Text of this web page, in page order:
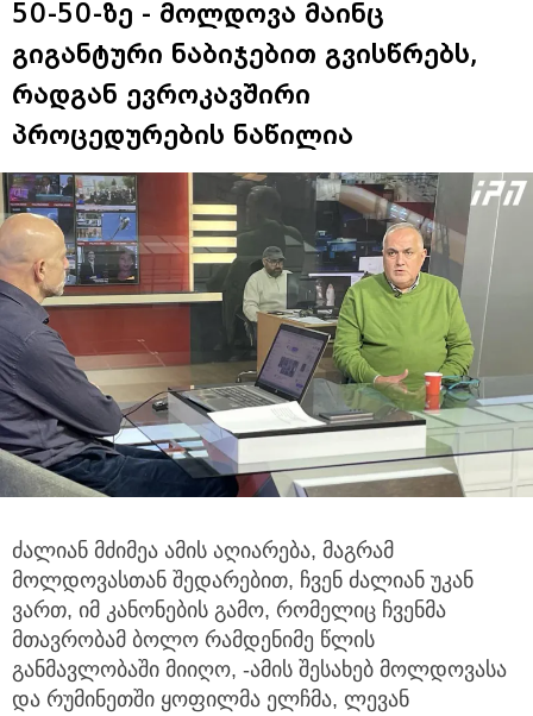
50-50-ზე - მოლდოვა მაინც
გიგანტური ნაბიჯებით გვისწრებს,
რადგან ევროკავშირი
პროცედურების ნაწილია
ძალიან მძიმეა ამის აღიარება, მაგრამ
მოლდოვასთან შედარებით, ჩვენ ძალიან უკან
ვართ, იმ კანონების გამო, რომელიც ჩვენმა
მთავრობამ ბოლო რამდენიმე წლის
განმავლობაში მიიღო, -ამის შესახებ მოლდოვასა
და რუმინეთში ყოფილმა ელჩმა, ლევან